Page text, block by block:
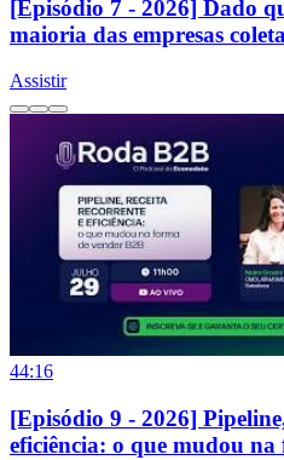
[Episódio 7 - 2026] Dado
maioria das empresas
Assistir
44:16
[Episódio 9 - 2026]
eficiência: o que mudou